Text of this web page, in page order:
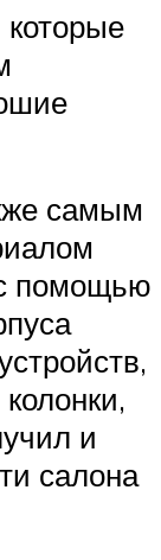
которые
самым
помощью
и
салона